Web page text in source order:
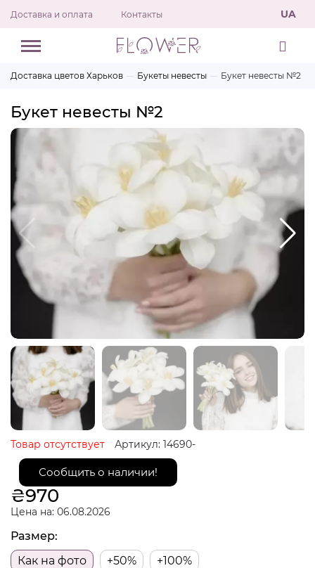
Доставка и оплата Контакты UA
Доставка цветов Харьков Букеты невесты Букет невесты №2
Букет невесты №2
Товар отсутствует Артикул: 14690-
₴970
Цена на: 06.08.2026
Сообщить о наличии!
Размер:
Как на фото
+50% +100%